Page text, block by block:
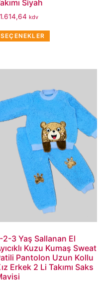
Siyah
1.614,64 kdv
SEÇENEKLER
2-3 Yaş Sallanan El
Kuzu Kumaş Sweat
Pantolon Uzun Kollu
Erkek 2 Li Takımı Saks